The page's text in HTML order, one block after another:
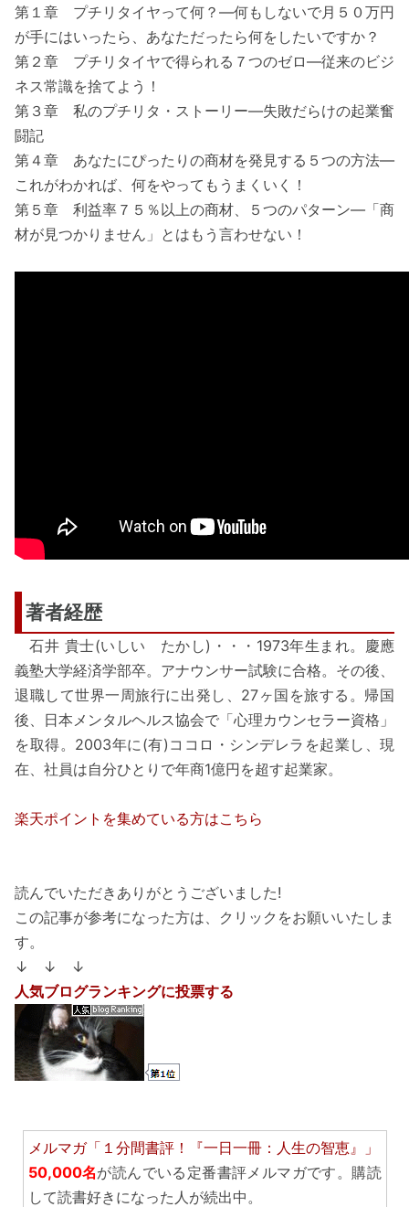
第１章 プチリタイヤって何？―何もしないで月５０万円
が手にはいったら、あなただったら何をしたいですか？
第２章 プチリタイヤで得られる７つのゼロ―従来のビジ
ネス常識を捨てよう！
第３章 私のプチリタ・ストーリー―失敗だらけの起業奮
闘記
第４章 あなたにぴったりの商材を発見する５つの方法―
これがわかれば、何をやってもうまくいく！
第５章 利益率７５％以上の商材、５つのパターン―「商
材が見つかりません」とはもう言わせない！
著者経歴
石井 貴士(いしい たかし)・・・1973年生まれ。慶應
義塾大学経済学部卒。アナウンサー試験に合格。その後、
退職して世界一周旅行に出発し、27ヶ国を旅する。帰国
後、日本メンタルヘルス協会で「心理カウンセラー資格」
を取得。2003年に(有)ココロ・シンデレラを起業し、現
在、社員は自分ひとりで年商1億円を超す起業家。
楽天ポイントを集めている方はこちら
読んでいただきありがとうございました!
この記事が参考になった方は、クリックをお願いいたしま
す。
↓ ↓ ↓
人気ブログランキングに投票する
メルマガ「１分間書評！『一日一冊：人生の智恵』」
50,000名が読んでいる定番書評メルマガです。購読
して読書好きになった人が続出中。